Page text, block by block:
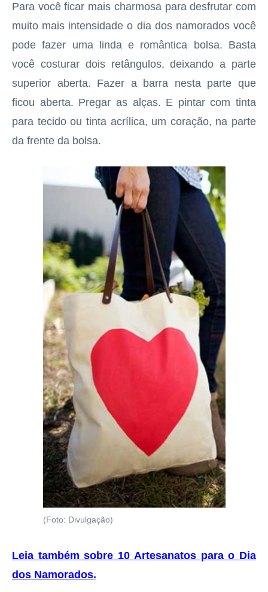
Para você ficar mais charmosa para desfrutar com
muito mais intensidade o dia dos namorados você
pode fazer uma linda e romântica bolsa. Basta
você costurar dois retângulos, deixando a parte
superior aberta. Fazer a barra nesta parte que
ficou aberta. Pregar as alças. E pintar com tinta
para tecido ou tinta acrílica, um coração, na parte
da frente da bolsa.
(Foto: Divulgação)
Leia também sobre 10 Artesanatos para o Dia
dos Namorados.